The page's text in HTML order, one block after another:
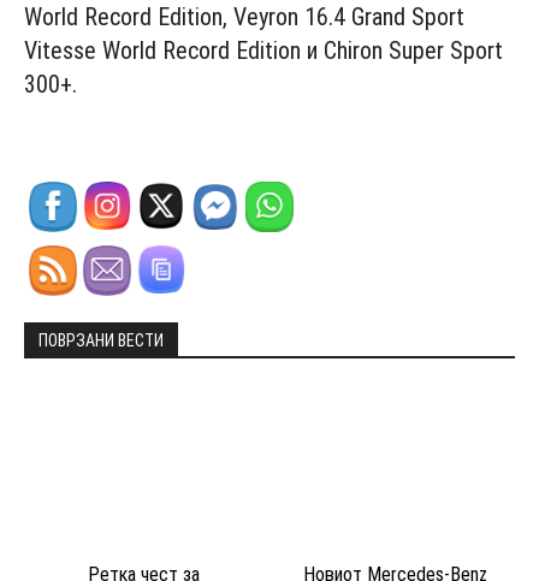
World Record Edition, Veyron 16.4 Grand Sport
Vitesse World Record Edition и Chiron Super Sport
300+.
ПОВРЗАНИ ВЕСТИ
Ретка чест за Новиот Mercedes-Benz